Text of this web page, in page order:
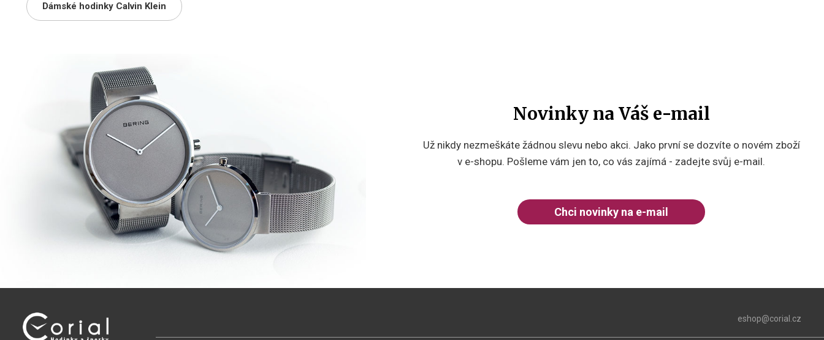
Dámské hodinky Calvin Klein
Novinky na Váš e-mail
Už nikdy nezmeškáte žádnou slevu nebo akci. Jako první se dozvíte o novém zboží
v e-shopu. Pošleme vám jen to, co vás zajímá - zadejte svůj e-mail.
Chci novinky na e-mail
eshop@corial.cz